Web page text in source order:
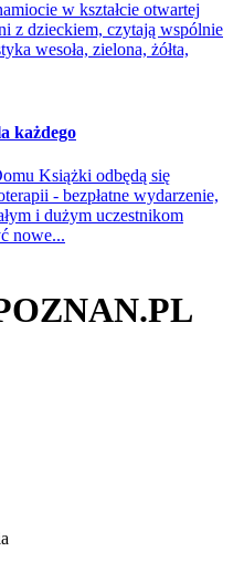
każdego
Książki odbędą się
- bezpłatne wydarzenie,
i dużym uczestnikom
nowe...